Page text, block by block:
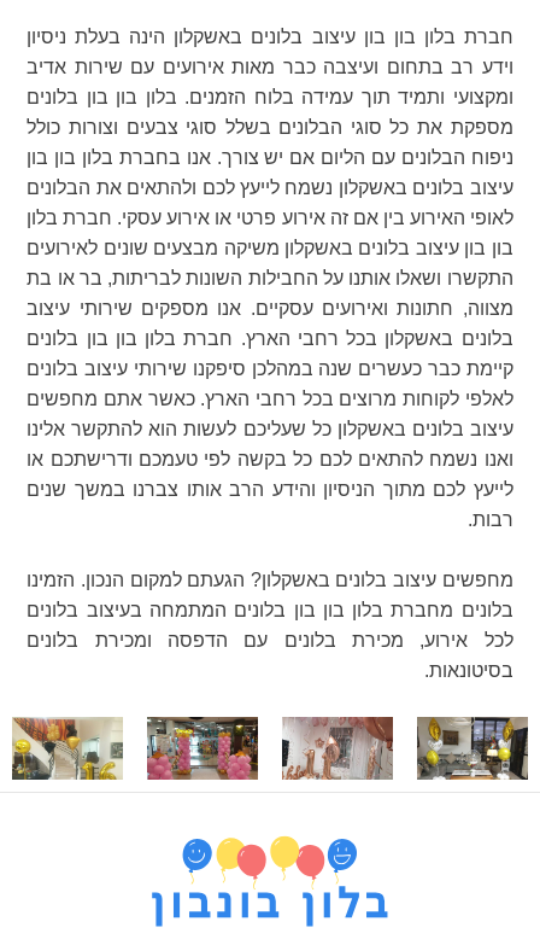
חברת בלון בון בון עיצוב בלונים באשקלון הינה בעלת ניסיון
וידע רב בתחום ועיצבה כבר מאות אירועים עם שירות אדיב
ומקצועי ותמיד תוך עמידה בלוח הזמנים. בלון בון בון בלונים
מספקת את כל סוגי הבלונים בשלל סוגי צבעים וצורות כולל
ניפוח הבלונים עם הליום אם יש צורך. אנו בחברת בלון בון בון
עיצוב בלונים באשקלון נשמח לייעץ לכם ולהתאים את הבלונים
לאופי האירוע בין אם זה אירוע פרטי או אירוע עסקי. חברת בלון
בון בון עיצוב בלונים באשקלון משיקה מבצעים שונים לאירועים
התקשרו ושאלו אותנו על החבילות השונות לבריתות, בר או בת
מצווה, חתונות ואירועים עסקיים. אנו מספקים שירותי עיצוב
בלונים באשקלון בכל רחבי הארץ. חברת בלון בון בון בלונים
קיימת כבר כעשרים שנה במהלכן סיפקנו שירותי עיצוב בלונים
לאלפי לקוחות מרוצים בכל רחבי הארץ. כאשר אתם מחפשים
עיצוב בלונים באשקלון כל שעליכם לעשות הוא להתקשר אלינו
ואנו נשמח להתאים לכם כל בקשה לפי טעמכם ודרישתכם או
לייעץ לכם מתוך הניסיון והידע הרב אותו צברנו במשך שנים
רבות.
מחפשים עיצוב בלונים באשקלון? הגעתם למקום הנכון. הזמינו
בלונים מחברת בלון בון בון בלונים המתמחה בעיצוב בלונים
לכל אירוע, מכירת בלונים עם הדפסה ומכירת בלונים
בסיטונאות.